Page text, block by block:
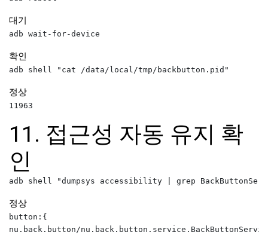
대기
확인
정상
11. 접근성 자동 유지 확
인
정상
button:{
nu.back.button/